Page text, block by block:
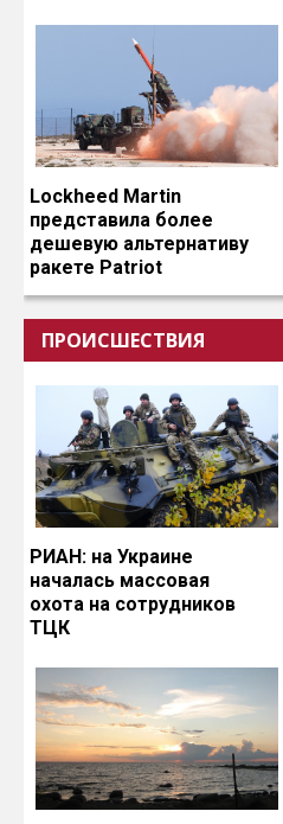
Lockheed Martin
представила более
дешевую альтернативу
ракете Patriot
ПРОИСШЕСТВИЯ
РИАН: на Украине
началась массовая
охота на сотрудников
ТЦК